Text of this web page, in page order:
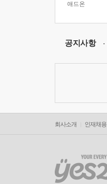
애드온
공지사항
회사소개 인재채용